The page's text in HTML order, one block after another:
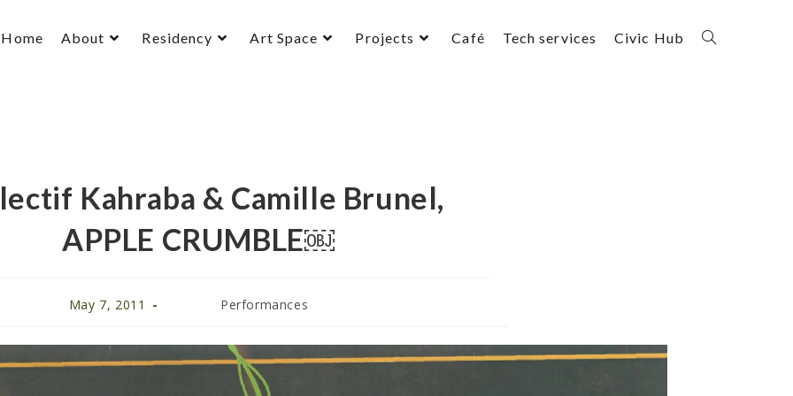
Home About Residency Art Space Projects Café Tech services Civic Hub
Kahraba & Camille Brunel,
APPLE CRUMBLE￼
May 7, 2011 Performances